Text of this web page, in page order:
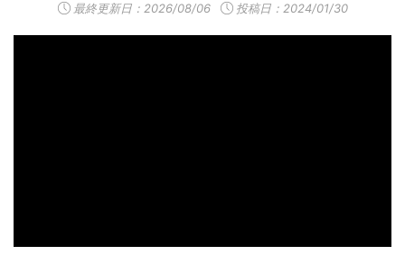
最終更新日： 2026/08/06 投稿日：2024/01/30